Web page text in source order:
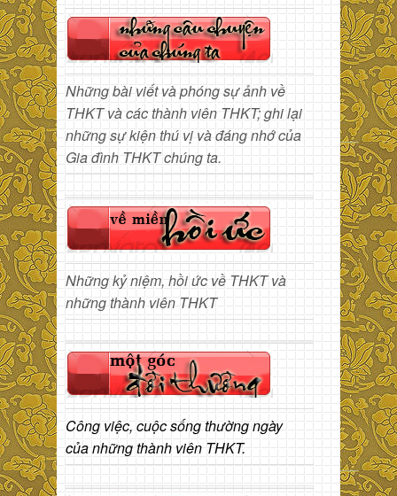
Những bài viết và phóng sự ảnh về
THKT và các thành viên THKT; ghi lại
những sự kiện thú vị và đáng nhớ của
Gia đình THKT chúng ta.
Những kỷ niệm, hồi ức về THKT và
những thành viên THKT
Công việc, cuộc sống thường ngày
của những thành viên THKT.